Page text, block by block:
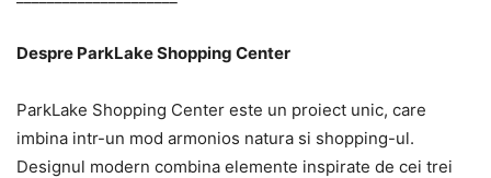
Despre ParkLake Shopping Center
ParkLake Shopping Center este un proiect unic, care
imbina intr-un mod armonios natura si shopping-ul.
Designul modern combina elemente inspirate de cei trei